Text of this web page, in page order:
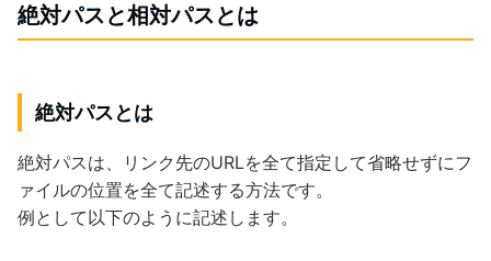
絶対パスと相対パスとは
絶対パスとは
絶対パスは、リンク先のURLを全て指定して省略せずにフ
ァイルの位置を全て記述する方法です。
例として以下のように記述します。